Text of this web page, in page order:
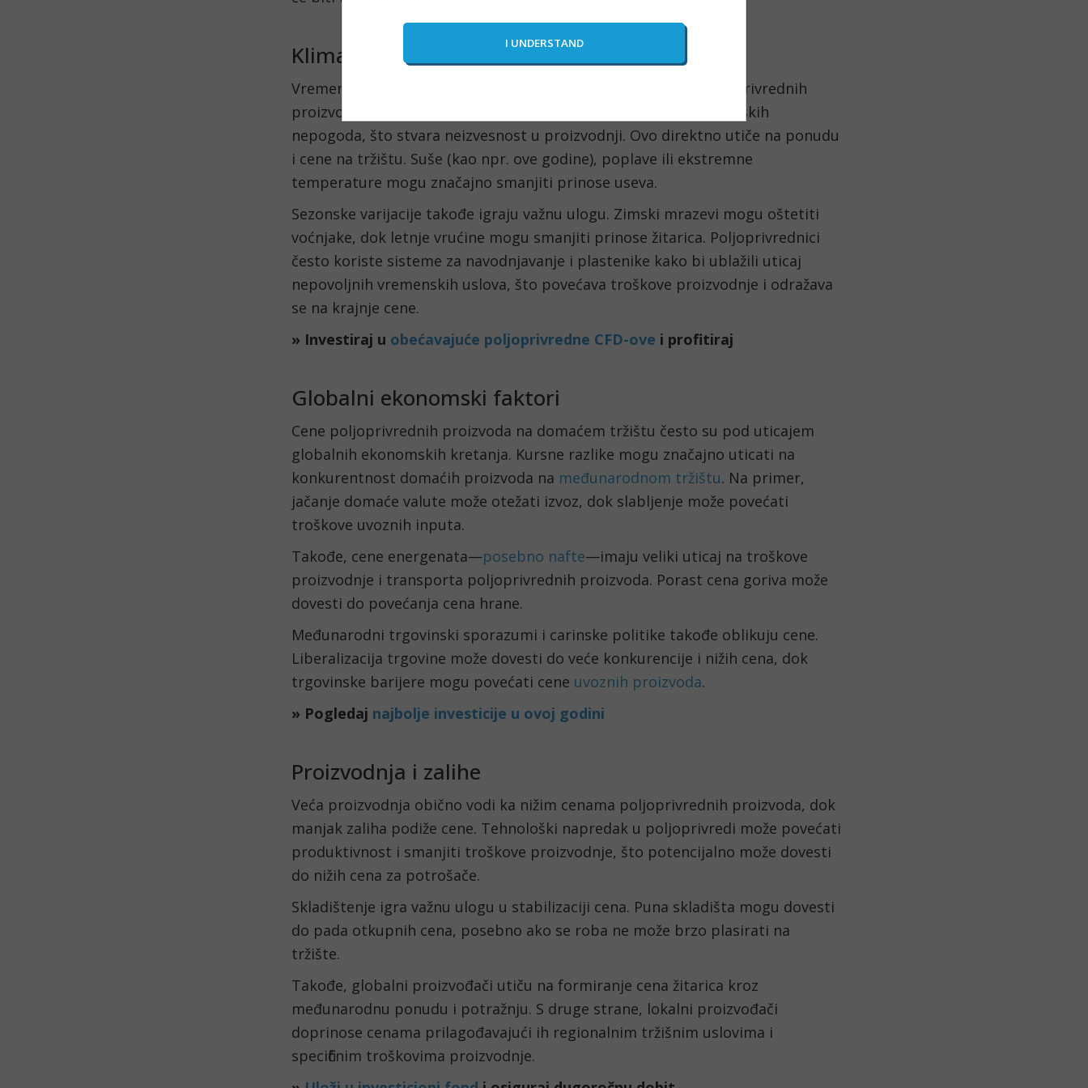
Klima i vremenski uslovi
Vremenske prilike imaju ključnu ulogu u određivanju cena poljoprivrednih
proizvoda. Klimatske promene dovode do sve učestalijih vremenskih
nepogoda, što stvara neizvesnost u proizvodnji. Ovo direktno utiče na ponudu
i cene na tržištu. Suše (kao npr. ove godine), poplave ili ekstremne
temperature mogu značajno smanjiti prinose useva.
Sezonske varijacije takođe igraju važnu ulogu. Zimski mrazevi mogu oštetiti
voćnjake, dok letnje vrućine mogu smanjiti prinose žitarica. Poljoprivrednici
često koriste sisteme za navodnjavanje i plastenike kako bi ublažili uticaj
nepovoljnih vremenskih uslova, što povećava troškove proizvodnje i odražava
se na krajnje cene.
» Investiraj u obećavajuće poljoprivredne CFD-ove i profitiraj
Globalni ekonomski faktori
Cene poljoprivrednih proizvoda na domaćem tržištu često su pod uticajem
globalnih ekonomskih kretanja. Kursne razlike mogu značajno uticati na
konkurentnost domaćih proizvoda na međunarodnom tržištu. Na primer,
jačanje domaće valute može otežati izvoz, dok slabljenje može povećati
troškove uvoznih inputa.
Takođe, cene energenata—posebno nafte—imaju veliki uticaj na troškove
proizvodnje i transporta poljoprivrednih proizvoda. Porast cena goriva može
dovesti do povećanja cena hrane.
Međunarodni trgovinski sporazumi i carinske politike takođe oblikuju cene.
Liberalizacija trgovine može dovesti do veće konkurencije i nižih cena, dok
trgovinske barijere mogu povećati cene uvoznih proizvoda.
» Pogledaj najbolje investicije u ovoj godini
Proizvodnja i zalihe
Veća proizvodnja obično vodi ka nižim cenama poljoprivrednih proizvoda, dok
manjak zaliha podiže cene. Tehnološki napredak u poljoprivredi može povećati
produktivnost i smanjiti troškove proizvodnje, što potencijalno može dovesti
do nižih cena za potrošače.
Skladištenje igra važnu ulogu u stabilizaciji cena. Puna skladišta mogu dovesti
do pada otkupnih cena, posebno ako se roba ne može brzo plasirati na
tržište.
Takođe, globalni proizvođači utiču na formiranje cena žitarica kroz
međunarodnu ponudu i potražnju. S druge strane, lokalni proizvođači
doprinose cenama prilagođavajući ih regionalnim tržišnim uslovima i
specifičnim troškovima proizvodnje.